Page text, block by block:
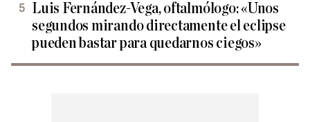
Luis Fernández-Vega, oftalmólogo: «Unos
segundos mirando directamente el eclipse
pueden bastar para quedarnos ciegos»